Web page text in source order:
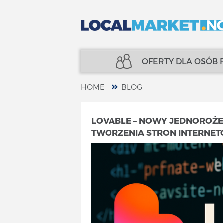
OFERTY DLA OSÓB
KREDYTY
UBEZPIECZENIA
FINANSE
SPECJALIŚCI
FINANSE
SPECJALIŚCI
TELECOM
USŁUGI
HOME BLOG
LOVABLE – NOWY
TWORZENIA STRON